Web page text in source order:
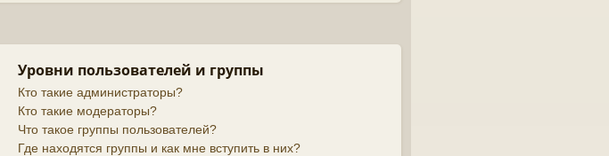
Уровни пользователей и группы
Кто такие администраторы?
Кто такие модераторы?
Что такое группы пользователей?
Где находятся группы и как мне вступить в них?